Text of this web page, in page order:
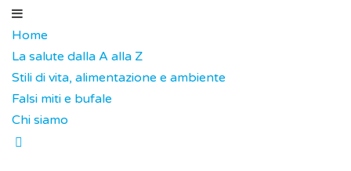
Home
La salute dalla A alla Z
Stili di vita, alimentazione e ambiente
Falsi miti e bufale
Chi siamo